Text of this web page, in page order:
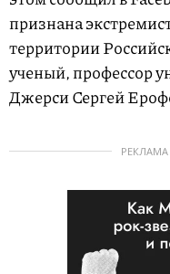
признана
территории
ученый, профессор
Джерси Сергей